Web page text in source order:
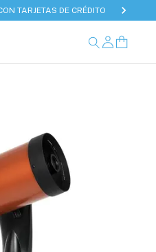
TARJETAS DE CRÉDITO